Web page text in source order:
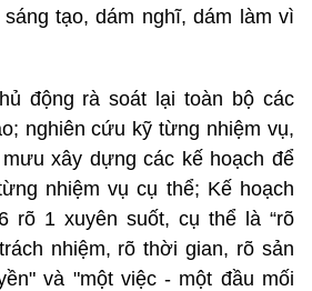
tạo, dám nghĩ, dám làm vì
động rà soát lại toàn bộ các
nghiên cứu kỹ từng nhiệm vụ,
xây dựng các kế hoạch để
nhiệm vụ cụ thể; Kế hoạch
rõ 1 xuyên suốt, cụ thể là “rõ
nhiệm, rõ thời gian, rõ sản
và "một việc - một đầu mối